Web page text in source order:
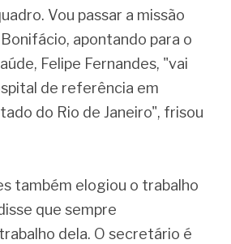
Vou passar a missão
apontando para o
Felipe Fernandes, "vai
de referência em
do Rio de Janeiro", frisou
também elogiou o trabalho
que sempre
dela. O secretário é